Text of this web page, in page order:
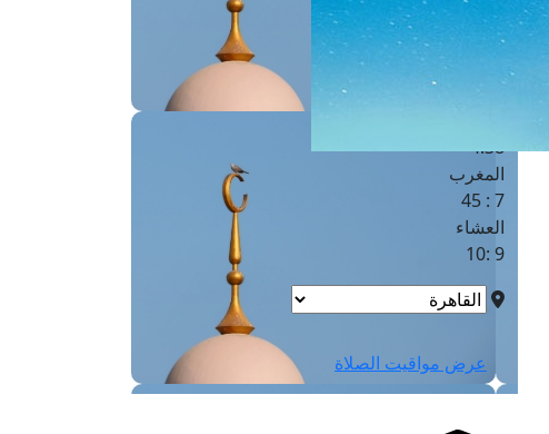
الشروق
6 :17
4:38
المغرب
7 : 45
العشاء
9 :10
عرض مواقيت الصلاة